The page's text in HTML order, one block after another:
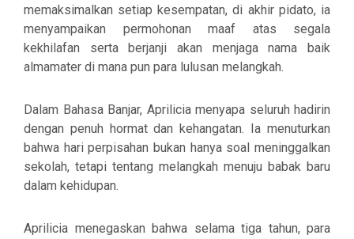
memaksimalkan setiap kesempatan, di akhir pidato, ia
menyampaikan permohonan maaf atas segala
kekhilafan serta berjanji akan menjaga nama baik
almamater di mana pun para lulusan melangkah.
Dalam Bahasa Banjar, Aprilicia menyapa seluruh hadirin
dengan penuh hormat dan kehangatan. Ia menuturkan
bahwa hari perpisahan bukan hanya soal meninggalkan
sekolah, tetapi tentang melangkah menuju babak baru
dalam kehidupan.
Aprilicia menegaskan bahwa selama tiga tahun, para